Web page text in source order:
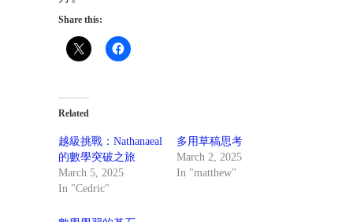
Share this:
Related
越級挑戰：Nathanaeal
的數學突破之旅
March 5, 2025
In "Cedric"
多用草稿思考
March 2, 2025
In "matthew"